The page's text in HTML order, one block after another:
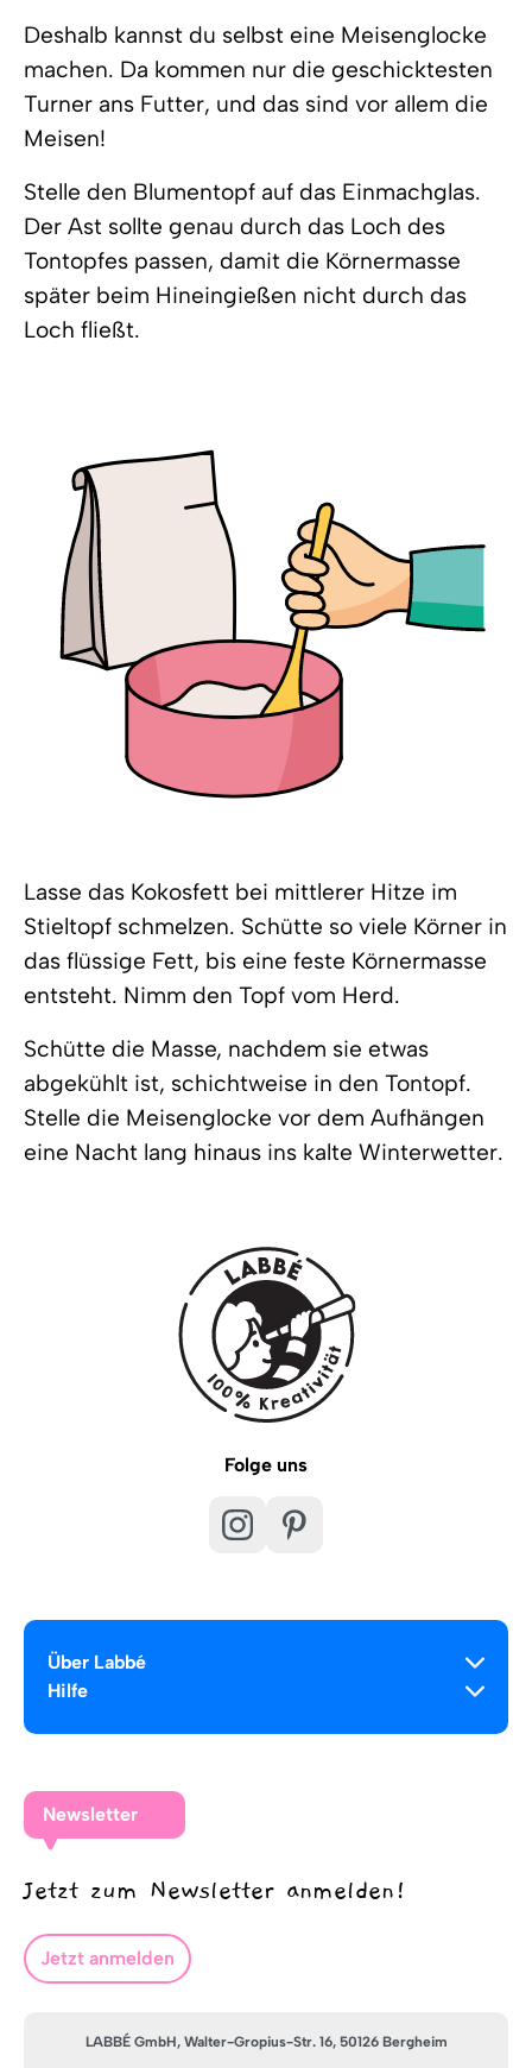
Deshalb kannst du selbst eine Meisenglocke
machen. Da kommen nur die geschicktesten
Turner ans Futter, und das sind vor allem die
Meisen!
Stelle den Blumentopf auf das Einmachglas.
Der Ast sollte genau durch das Loch des
Tontopfes passen, damit die Körnermasse
später beim Hineingießen nicht durch das
Loch fließt.
Lasse das Kokosfett bei mittlerer Hitze im
Stieltopf schmelzen. Schütte so viele Körner in
das flüssige Fett, bis eine feste Körnermasse
entsteht. Nimm den Topf vom Herd.
Schütte die Masse, nachdem sie etwas
abgekühlt ist, schichtweise in den Tontopf.
Stelle die Meisenglocke vor dem Aufhängen
eine Nacht lang hinaus ins kalte Winterwetter.
Folge uns
Über Labbé
Hilfe
Newsletter
Jetzt zum Newsletter anmelden!
Jetzt anmelden
LABBÉ GmbH, Walter-Gropius-Str. 16, 50126 Bergheim